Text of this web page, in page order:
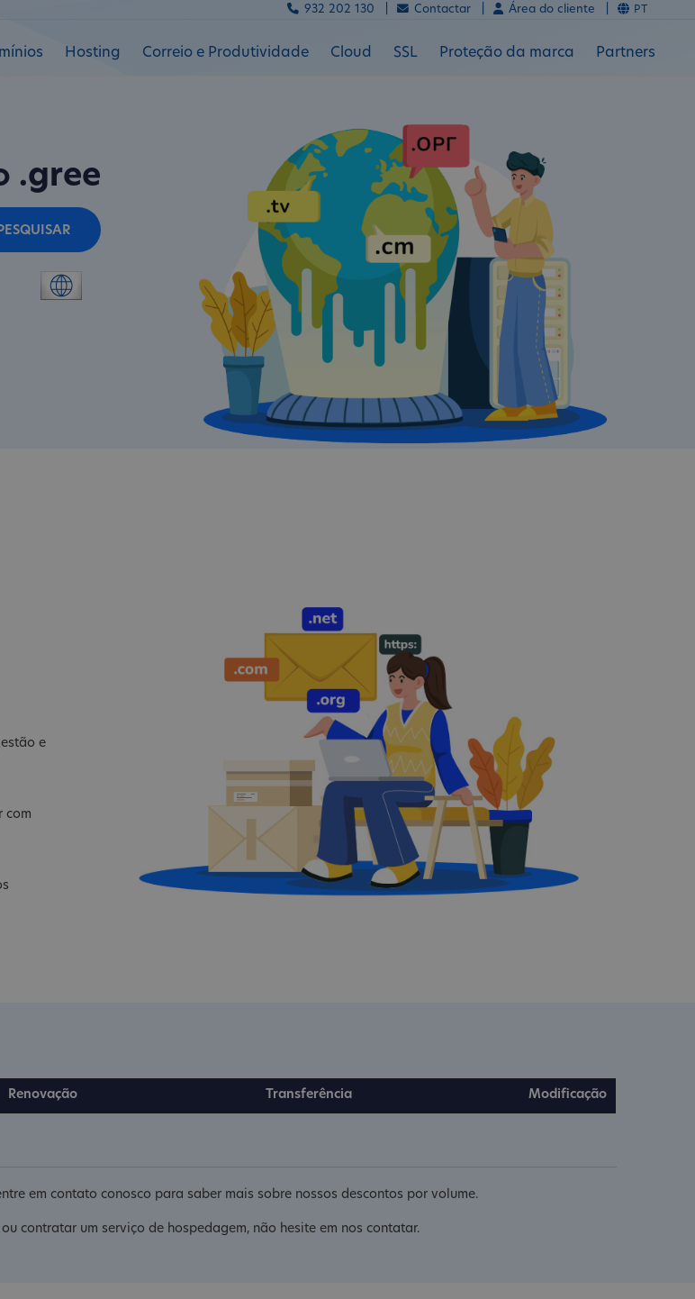
Hosting Correio e Produtividade Cloud SSL Proteção da marca Partners
932 202 130 | Contactar | Área do cliente | PT
.gree
e
com
Renovação Transferência Modificação
em contato conosco para saber mais sobre nossos descontos por volume.
contratar um serviço de hospedagem, não hesite em nos contatar.